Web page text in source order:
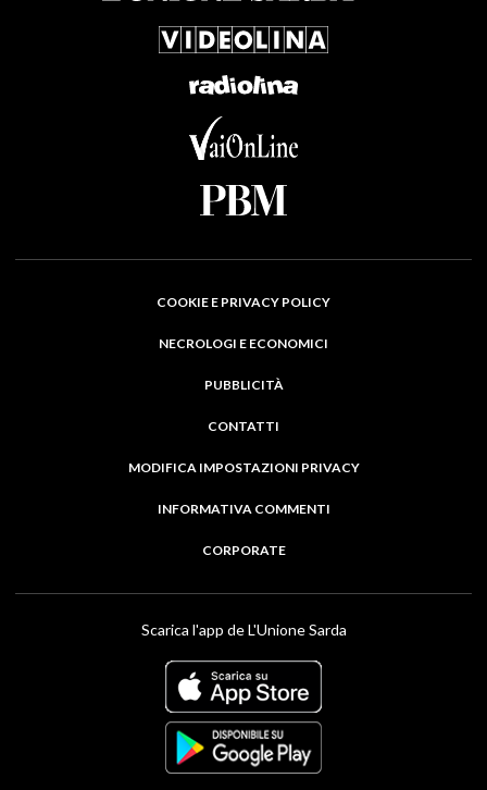
COOKIE E PRIVACY POLICY
NECROLOGI E ECONOMICI
PUBBLICITÀ
CONTATTI
MODIFICA IMPOSTAZIONI PRIVACY
INFORMATIVA COMMENTI
CORPORATE
Scarica l'app de L'Unione Sarda